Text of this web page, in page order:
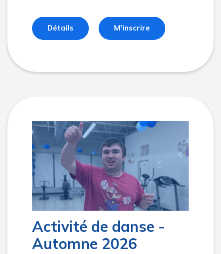
Détails M'inscrire
Activité de danse -
Automne 2026